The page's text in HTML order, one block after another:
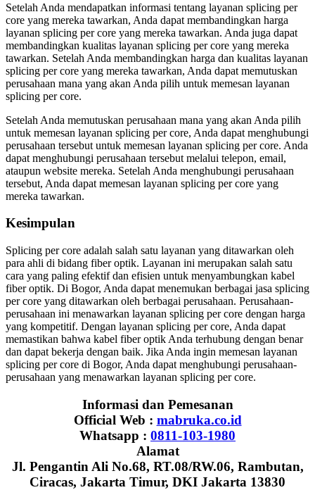
Setelah Anda mendapatkan informasi tentang layanan splicing per
core yang mereka tawarkan, Anda dapat membandingkan harga
layanan splicing per core yang mereka tawarkan. Anda juga dapat
membandingkan kualitas layanan splicing per core yang mereka
tawarkan. Setelah Anda membandingkan harga dan kualitas layanan
splicing per core yang mereka tawarkan, Anda dapat memutuskan
perusahaan mana yang akan Anda pilih untuk memesan layanan
splicing per core.
Setelah Anda memutuskan perusahaan mana yang akan Anda pilih
untuk memesan layanan splicing per core, Anda dapat menghubungi
perusahaan tersebut untuk memesan layanan splicing per core. Anda
dapat menghubungi perusahaan tersebut melalui telepon, email,
ataupun website mereka. Setelah Anda menghubungi perusahaan
tersebut, Anda dapat memesan layanan splicing per core yang
mereka tawarkan.
Kesimpulan
Splicing per core adalah salah satu layanan yang ditawarkan oleh
para ahli di bidang fiber optik. Layanan ini merupakan salah satu
cara yang paling efektif dan efisien untuk menyambungkan kabel
fiber optik. Di Bogor, Anda dapat menemukan berbagai jasa splicing
per core yang ditawarkan oleh berbagai perusahaan. Perusahaan-
perusahaan ini menawarkan layanan splicing per core dengan harga
yang kompetitif. Dengan layanan splicing per core, Anda dapat
memastikan bahwa kabel fiber optik Anda terhubung dengan benar
dan dapat bekerja dengan baik. Jika Anda ingin memesan layanan
splicing per core di Bogor, Anda dapat menghubungi perusahaan-
perusahaan yang menawarkan layanan splicing per core.
Informasi dan Pemesanan
Official Web : mabruka.co.id
Whatsapp : 0811-103-1980
Alamat
Jl. Pengantin Ali No.68, RT.08/RW.06, Rambutan,
Ciracas, Jakarta Timur, DKI Jakarta 13830